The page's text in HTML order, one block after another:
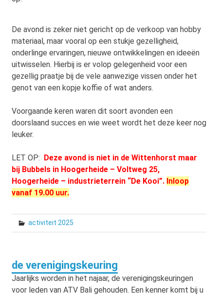
De avond is zeker niet gericht op de verkoop van hobby
materiaal, maar vooral op een stukje gezelligheid,
onderlinge ervaringen, nieuwe ontwikkelingen en ideeën
uitwisselen. Hierbij is er volop gelegenheid voor een
gezellig praatje bij de vele aanwezige vissen onder het
genot van een kopje koffie of wat anders.
Voorgaande keren waren dit soort avonden een
doorslaand succes en wie weet wordt het deze keer nog
leuker.
LET OP: Deze avond is niet in de Wittenhorst maar
bij Bubbels in Hoogerheide – Voltweg 25,
Hoogerheide – industrieterrein “De Kooi”. Inloop
vanaf 19.00 uur.
activiteit 2025
de verenigingskeuring
Jaarlijks worden in het najaar, de verenigingskeuringen
voor leden van ATV Bali gehouden. Een kenner komt bij u